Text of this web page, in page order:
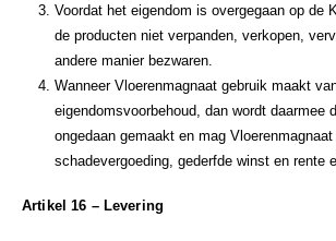
Voordat het eigendom is overgegaan op de
de producten niet verpanden, verkopen,
andere manier bezwaren.
Wanneer Vloerenmagnaat gebruik maakt
eigendomsvoorbehoud, dan wordt daarmee
ongedaan gemaakt en mag
schadevergoeding, gederfde winst en rente
Artikel 16 – Levering